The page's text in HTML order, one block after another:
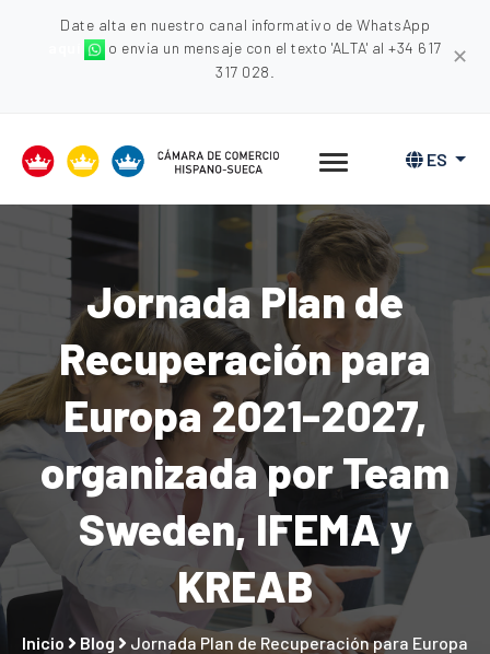
Date alta en nuestro canal informativo de WhatsApp
o envia un mensaje con el texto 'ALTA' al +34 617
317 028.
✕
ES
Jornada Plan de
Recuperación para
Europa 2021-2027,
organizada por Team
Sweden, IFEMA y
KREAB
Inicio Blog
Jornada Plan de Recuperación para Europa